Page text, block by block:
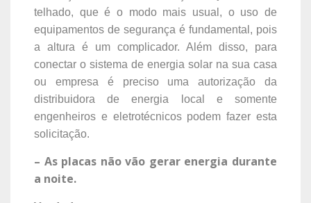
telhado, que é o modo mais usual, o uso de
equipamentos de segurança é fundamental, pois
a altura é um complicador. Além disso, para
conectar o sistema de energia solar na sua casa
ou empresa é preciso uma autorização da
distribuidora de energia local e somente
engenheiros e eletrotécnicos podem fazer esta
solicitação.
– As placas não vão gerar energia durante
a noite.